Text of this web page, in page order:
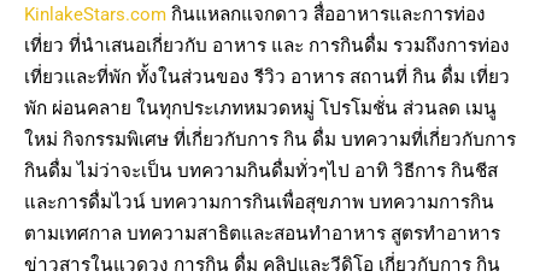
KinlakeStars.com กินแหลกแจกดาว สื่ออาหารและการท่อง
เที่ยว ที่นำเสนอเกี่ยวกับ อาหาร และ การกินดื่ม รวมถึงการท่อง
เที่ยวและที่พัก ทั้งในส่วนของ รีวิว อาหาร สถานที่ กิน ดื่ม เที่ยว
พัก ผ่อนคลาย ในทุกประเภทหมวดหมู่ โปรโมชั่น ส่วนลด เมนู
ใหม่ กิจกรรมพิเศษ ที่เกี่ยวกับการ กิน ดื่ม บทความที่เกี่ยวกับการ
กินดื่ม ไม่ว่าจะเป็น บทความกินดื่มทั่วๆไป อาทิ วิธีการ กินชีส
และการดื่มไวน์ บทความการกินเพื่อสุขภาพ บทความการกิน
ตามเทศกาล บทความสาธิตและสอนทำอาหาร สูตรทำอาหาร
ข่าวสารในแวดวง การกิน ดื่ม คลิปและวีดิโอ เกี่ยวกับการ กิน